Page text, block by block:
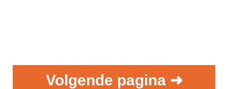
Volgende pagina ➜